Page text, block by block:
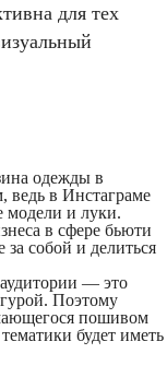
для тех
одежды в
ведь в Инстаграме
модели и луки.
в сфере бьюти
за собой и делиться
— это
Поэтому
пошивом
будет иметь